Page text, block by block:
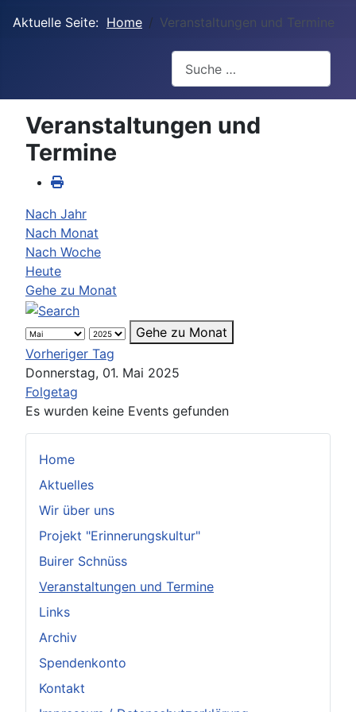
Aktuelle Seite: Home Veranstaltungen und Termine
Home
Aktuelles
Wir über uns
Projekt "Erinnerungskultur"
Buirer Schnüss
Veranstaltungen und Termine
Links
Archiv
Spendenkonto
Kontakt
Veranstaltungen und
Termine
Nach Jahr
Nach Monat
Nach Woche
Heute
Gehe zu Monat
Gehe zu Monat
Vorheriger Tag
Donnerstag, 01. Mai 2025
Folgetag
Es wurden keine Events gefunden